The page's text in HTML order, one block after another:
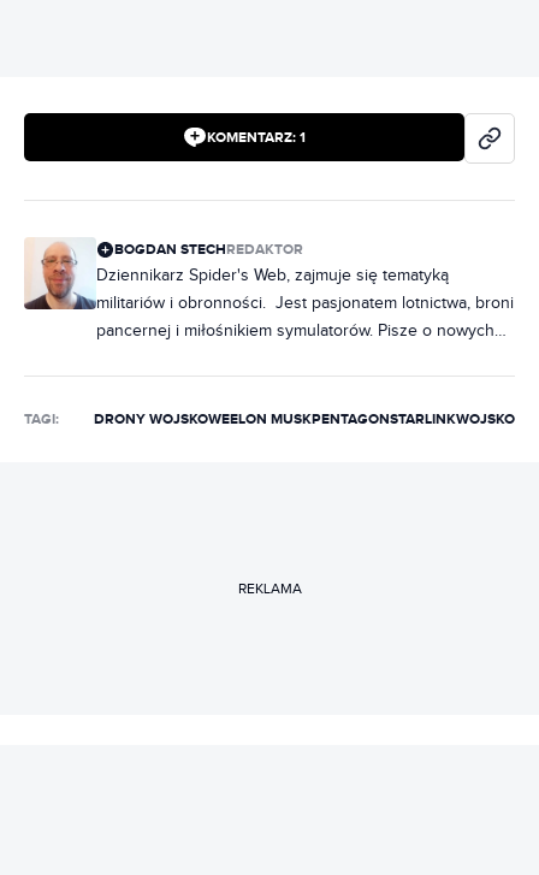
KOMENTARZ: 1
BOGDAN STECHREDAKTOR
Dziennikarz Spider's Web, zajmuje się tematyką
militariów i obronności. Jest pasjonatem lotnictwa, broni
pancernej i miłośnikiem symulatorów. Pisze o nowych
Wietnamu w XX wieku. Dziennikarzem jest od 1998
TAGI: DRONY WOJSKOWEELON MUSKPENTAGONSTARLINKWOJSKO
REKLAMA